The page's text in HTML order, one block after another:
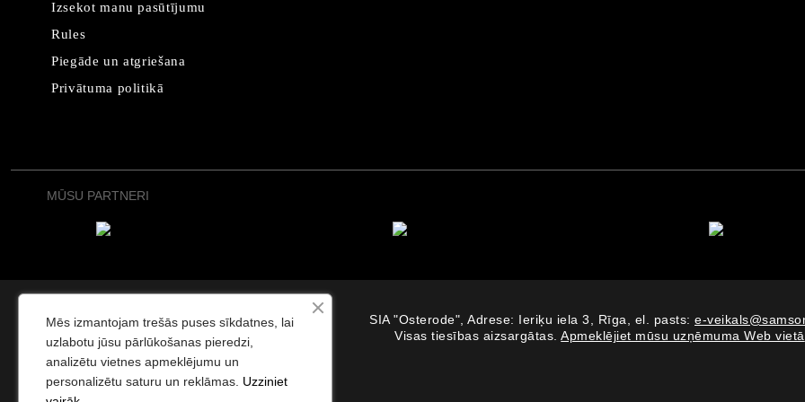
Izsekot manu pasūtījumu
Rules
Piegāde un atgriešana
Privātuma politikā
MŪSU PARTNERI
SIA "Osterode", Adrese: Ieriķu iela 3, Rīga, el. pasts: e-
Visas tiesības aizsargātas.Apmeklējiet mūsu uzņēmuma Web vietā
Mēs izmantojam trešās puses sīkdatnes, lai
uzlabotu jūsu pārlūkošanas pieredzi,
analizētu vietnes apmeklējumu un
personalizētu saturu un reklāmas. Uzziniet